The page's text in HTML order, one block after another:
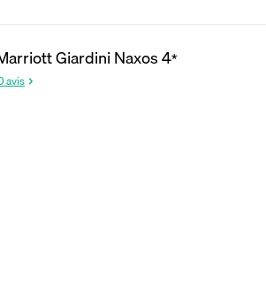
Giardini Naxos4*
avis